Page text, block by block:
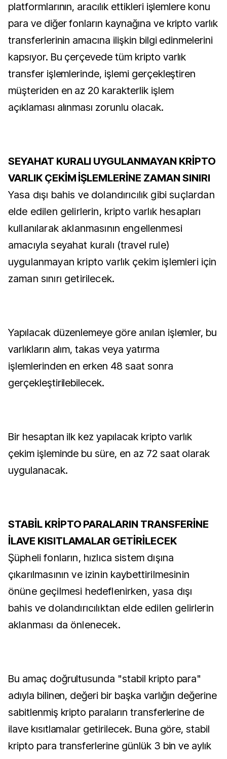
platformlarının, aracılık ettikleri işlemlere konu
para ve diğer fonların kaynağına ve kripto varlık
transferlerinin amacına ilişkin bilgi edinmelerini
kapsıyor. Bu çerçevede tüm kripto varlık
transfer işlemlerinde, işlemi gerçekleştiren
müşteriden en az 20 karakterlik işlem
açıklaması alınması zorunlu olacak.
SEYAHAT KURALI UYGULANMAYAN KRİPTO
VARLIK ÇEKİM İŞLEMLERİNE ZAMAN SINIRI
Yasa dışı bahis ve dolandırıcılık gibi suçlardan
elde edilen gelirlerin, kripto varlık hesapları
kullanılarak aklanmasının engellenmesi
amacıyla seyahat kuralı (travel rule)
uygulanmayan kripto varlık çekim işlemleri için
zaman sınırı getirilecek.
Yapılacak düzenlemeye göre anılan işlemler, bu
varlıkların alım, takas veya yatırma
işlemlerinden en erken 48 saat sonra
gerçekleştirilebilecek.
Bir hesaptan ilk kez yapılacak kripto varlık
çekim işleminde bu süre, en az 72 saat olarak
uygulanacak.
STABİL KRİPTO PARALARIN TRANSFERİNE
İLAVE KISITLAMALAR GETİRİLECEK
Şüpheli fonların, hızlıca sistem dışına
çıkarılmasının ve izinin kaybettirilmesinin
önüne geçilmesi hedeflenirken, yasa dışı
bahis ve dolandırıcılıktan elde edilen gelirlerin
aklanması da önlenecek.
Bu amaç doğrultusunda "stabil kripto para"
adıyla bilinen, değeri bir başka varlığın değerine
sabitlenmiş kripto paraların transferlerine de
ilave kısıtlamalar getirilecek. Buna göre, stabil
kripto para transferlerine günlük 3 bin ve aylık